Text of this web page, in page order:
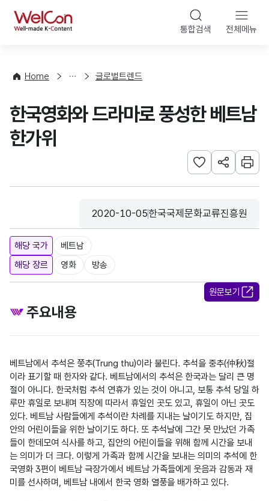
WelCon 통합검색 전체메뉴
Home
향
계
글로벌트렌드
한국영화와 드라마로 풍성한 베트남
한가위
관심사 등록하기
URL 공유하
인쇄
등록일
2020-10-05
수집기관
한국국제문화교류진흥원
해당 국가
베트남
해당 장르
영화 방송
원문보기
주요내용
베트남에서 추석은 쭝추(Trung thu)이라 불린다. 추석을 중추(仲秋)절
이라 표기할 때 한자와 같다. 베트남에서의 추석은 한국과는 달리 큰 명
절이 아니다. 한국처럼 추석 연휴가 있는 것이 아니고, 보통 추석 당일 하
루만 휴일로 보내며 직장에 따라서 휴일인 곳도 있고, 휴일이 아닌 곳도
있다. 베트남 사람들에게 추석이란 차례를 지내는 날이기도 하지만, 집
안의 어린이들을 위한 날이기도 하다. 또 추석날에 그간 못 만났던 가족
들이 한데모여 식사를 하고, 집안의 어린이들을 위해 함께 시간을 보내
는 의미가 더 크다. 이렇게 가족과 함께 시간을 보내는 의미의 추석에 한
국영화 3편이 베트남 극장가에서 베트남 가족들에게 웃음과 감동과 재
미를 선사하며, 베트남 내에서 한국 영화 열풍을 배가하고 있다.